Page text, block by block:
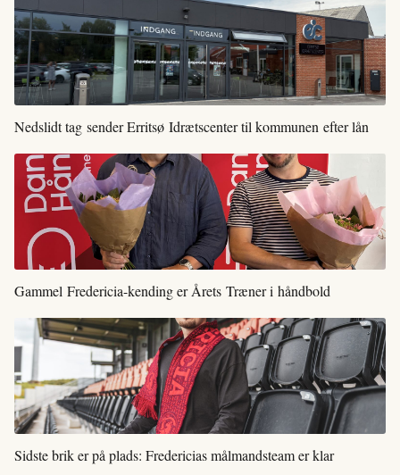
Nedslidt tag sender Erritsø Idrætscenter til kommunen efter lån
Gammel Fredericia-kending er Årets Træner i håndbold
Sidste brik er på plads: Fredericias målmandsteam er klar